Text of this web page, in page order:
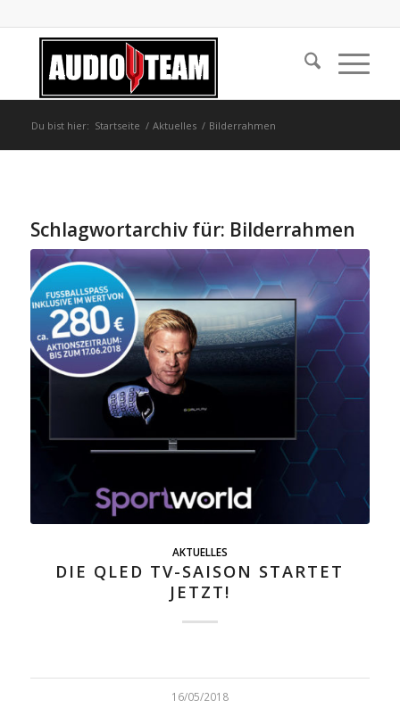
Du bist hier: Startseite / Aktuelles / Bilderrahmen
Schlagwortarchiv für: Bilderrahmen
AKTUELLES
DIE QLED TV-SAISON STARTET
JETZT!
16/05/2018